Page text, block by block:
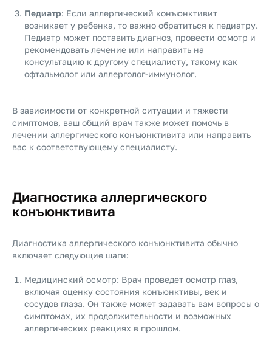
Педиатр: Если аллергический конъюнктивит
возникает у ребенка, то важно обратиться к педиатру.
Педиатр может поставить диагноз, провести осмотр и
рекомендовать лечение или направить на
консультацию к другому специалисту, такому как
офтальмолог или аллерголог-иммунолог.
В зависимости от конкретной ситуации и тяжести
симптомов, ваш общий врач также может помочь в
лечении аллергического конъюнктивита или направить
вас к соответствующему специалисту.
Диагностика аллергического
конъюнктивита
Диагностика аллергического конъюнктивита обычно
включает следующие шаги:
Медицинский осмотр: Врач проведет осмотр глаз,
включая оценку состояния конъюнктивы, век и
сосудов глаза. Он также может задавать вам вопросы о
симптомах, их продолжительности и возможных
аллергических реакциях в прошлом.